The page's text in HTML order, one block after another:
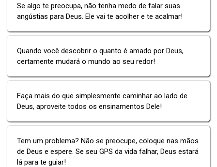
Se algo te preocupa, não tenha medo de falar suas
angústias para Deus. Ele vai te acolher e te acalmar!
Quando você descobrir o quanto é amado por Deus,
certamente mudará o mundo ao seu redor!
Faça mais do que simplesmente caminhar ao lado de
Deus, aproveite todos os ensinamentos Dele!
Tem um problema? Não se preocupe, coloque nas mãos
de Deus e espere. Se seu GPS da vida falhar, Deus estará
lá para te guiar!